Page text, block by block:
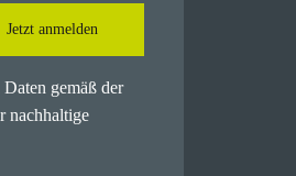
Jetzt anmelden
gemäß der
nachhaltige